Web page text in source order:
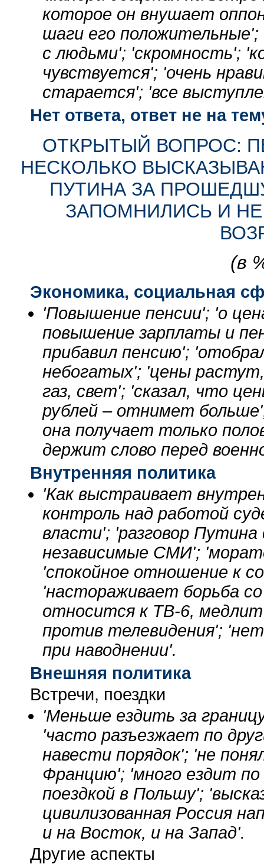
которое он внушает
шаги его положительные';
с людьми'; 'скромность';
чувствуется'; 'очень
старается'; 'все
Нет ответа, ответ не на
ОТКРЫТЫЙ ВОПРОС:
НЕСКОЛЬКО
ПУТИНА ЗА
ЗАПОМНИЛИСЬ И
(в
Экономика, социальная
'Повышение пенсии'; 'о
повышение зарплаты и
прибавил пенсию';
небогатых'; 'цены
газ, свет'; 'сказал, что
рублей – отнимет
она получает только
держит слово перед
Внутренняя политика
'Как выстраивает
контроль над работой
власти'; 'разговор
независимые СМИ';
'спокойное отношение к
'настораживает борьба
относится к ТВ-6,
против телевидения';
при наводнении'.
Внешняя политика
Встречи, поездки
'Меньше ездить за
'часто разъезжает по
навести порядок'; 'не
Францию'; 'много ездит по
поездкой в Польшу';
цивилизованная Россия
и на Восток, и на Запад'.
Другие аспекты